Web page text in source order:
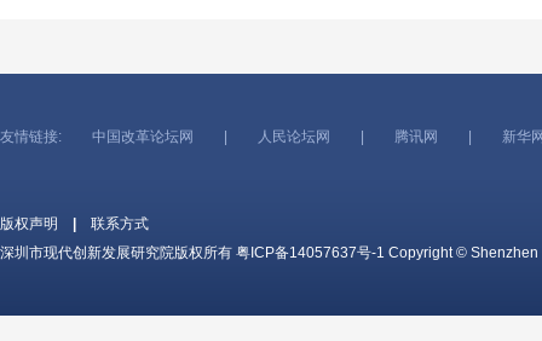
友情链接: 中国改革论坛网 人民论坛网 腾讯网 新华
版权声明
联系方式
深圳市现代创新发展研究院版权所有 粤ICP备14057637号-1 Copyright © Shenzhen